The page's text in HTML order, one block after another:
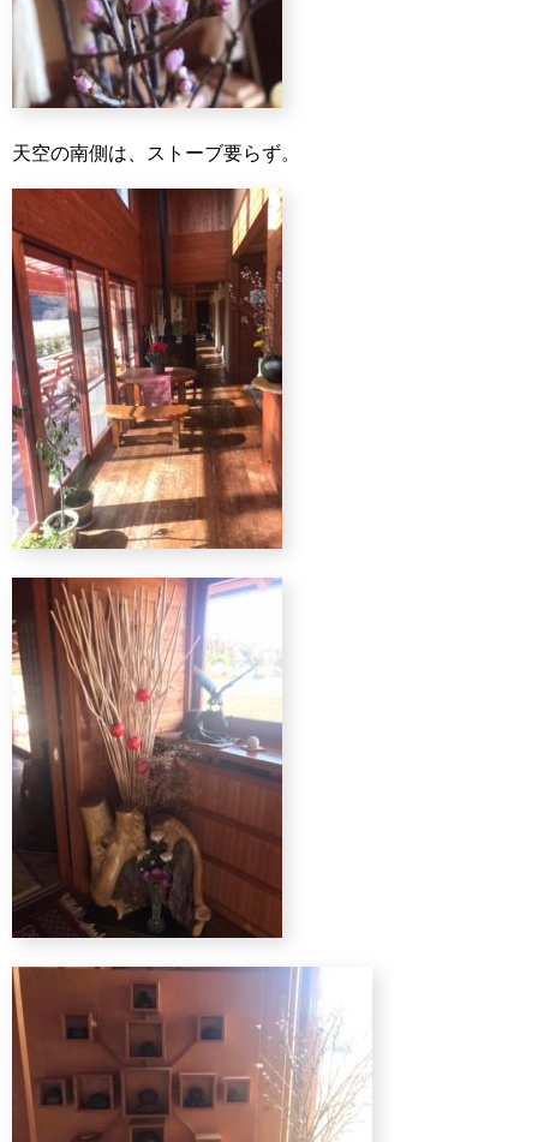
天空の南側は、ストーブ要らず。